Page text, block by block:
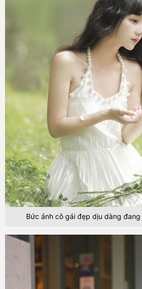
Bức ảnh cô gái đẹp dịu dàng